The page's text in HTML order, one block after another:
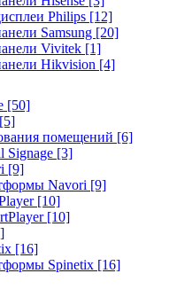
Philips [12]
Samsung [20]
Vivitek [1]
Hikvision [4]
[50]
[5]
помещений [6]
Signage [3]
[9]
Navori [9]
[10]
[10]
[16]
Spinetix [16]